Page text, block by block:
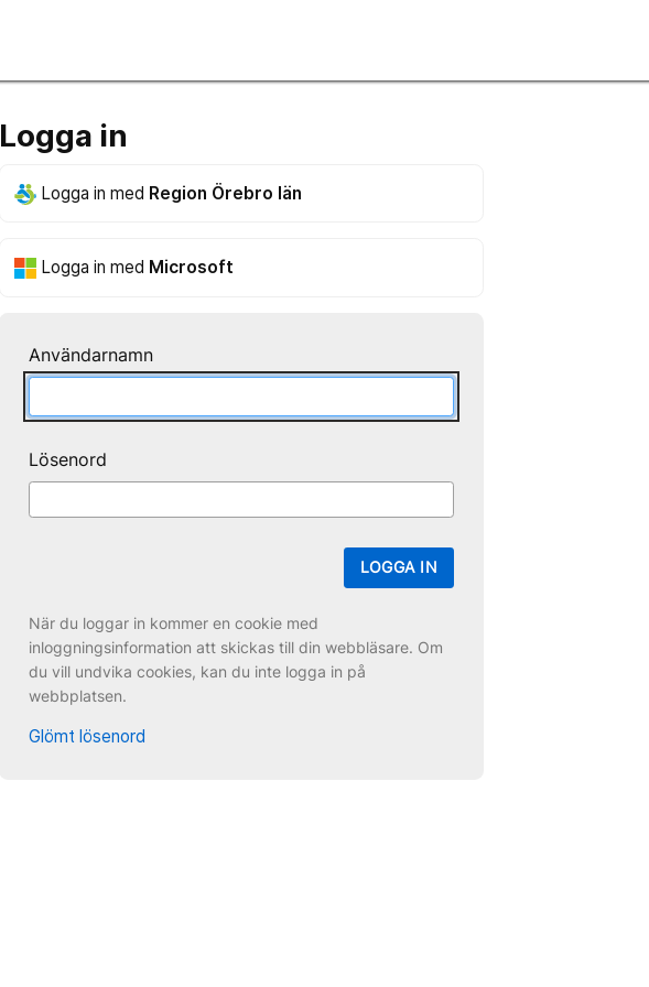
Logga in
Logga in med Region Örebro län
Logga in med Microsoft
Användarnamn
Lösenord
LOGGA IN
När du loggar in kommer en cookie med
inloggningsinformation att skickas till din webbläsare. Om
du vill undvika cookies, kan du inte logga in på
webbplatsen.
Glömt lösenord